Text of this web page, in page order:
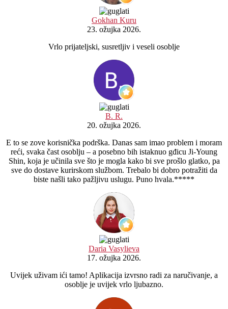
Gokhan Kuru
23. ožujka 2026.
Vrlo prijateljski, susretljiv i veseli osoblje
B. R.
20. ožujka 2026.
E to se zove korisnička podrška. Danas sam imao problem i moram
reći, svaka čast osoblju – a posebno bih istaknuo gđicu Ji-Young
Shin, koja je učinila sve što je mogla kako bi sve prošlo glatko, pa
sve do dostave kurirskom službom. Trebalo bi dobro potražiti da
biste našli tako pažljivu uslugu. Puno hvala.*****
Daria Vasylieva
17. ožujka 2026.
Uvijek uživam ići tamo! Aplikacija izvrsno radi za naručivanje, a
osoblje je uvijek vrlo ljubazno.